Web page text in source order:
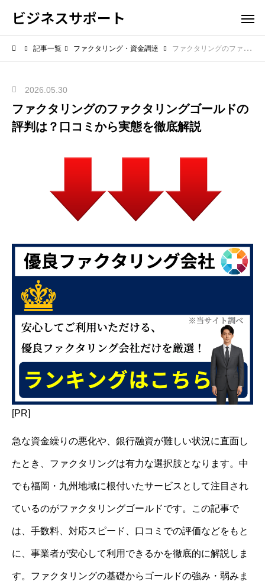
ビジネスサポート
記事一覧 ファクタリング・資金調達 ファクタリングのファクタリングゴールドの評判は？口コミから実態を徹底解説
2026.05.30
ファクタリングのファクタリングゴールドの
評判は？口コミから実態を徹底解説
[PR]
急な資金繰りの悪化や、銀行融資が難しい状況に直面し
たとき、ファクタリングは有力な選択肢となります。中
でも福岡・九州地域に根付いたサービスとして注目され
ているのがファクタリングゴールドです。この記事で
は、手数料、対応スピード、口コミでの評価などをもと
に、事業者が安心して利用できるかを徹底的に解説しま
す。ファクタリングの基礎からゴールドの強み・弱みま